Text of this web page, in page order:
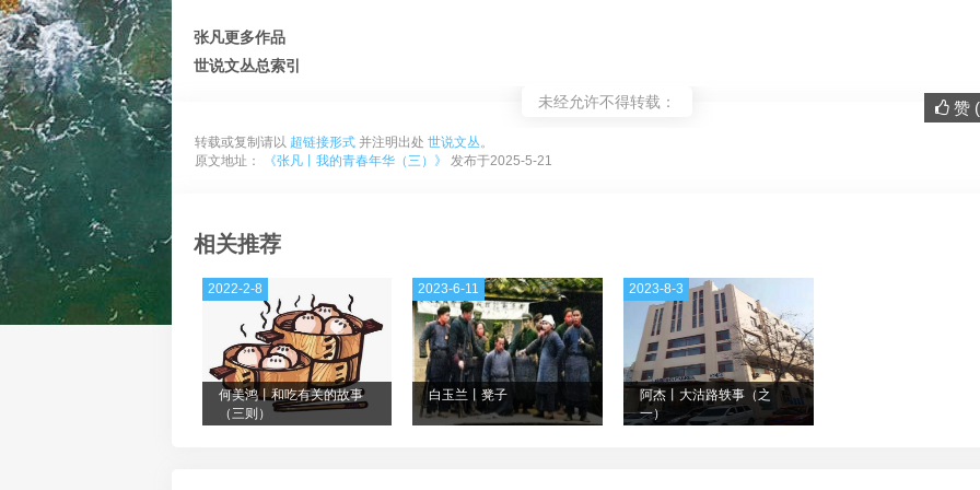
张凡更多作品
世说文丛总索引
赞 (
未经允许不得转载：
转载或复制请以 超链接形式 并注明出处 世说文丛。
原文地址：
《张凡丨我的青春年华（三）》 发布于2025-5-21
相关推荐
何美鸿丨和吃有关的故事
（三则）
2022-2-8
白玉兰丨凳子
2023-6-11
阿杰丨大沽路轶事（之
一）
2023-8-3